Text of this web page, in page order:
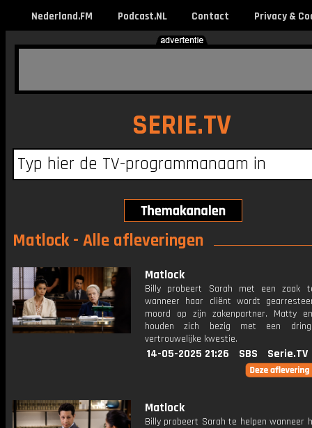
Nederland.FM Podcast.NL Contact Privacy &
SERIE.TV
Matlock - Alle afleveringen
Matlock
Billy probeert Sarah met een zaak
wanneer haar cliënt wordt
moord op zijn zakenpartner. Matty
houden zich bezig met een
vertrouwelijke kwestie.
14-05-2025 21:26 SBS Serie.TV
Matlock
Billy probeert Sarah te helpen wanneer